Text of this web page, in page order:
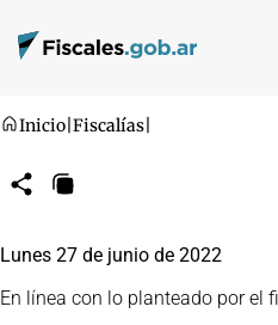
Inicio Fiscalías
CompartirCopiar
Lunes 27 de junio de 2022
En línea con lo planteado por el